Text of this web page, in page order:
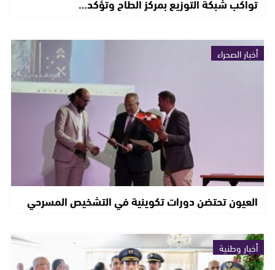
أخبار الصحراء
العيون تحتضن دورات تكوينية في التشخيص المسرحي
أخبار وطنية